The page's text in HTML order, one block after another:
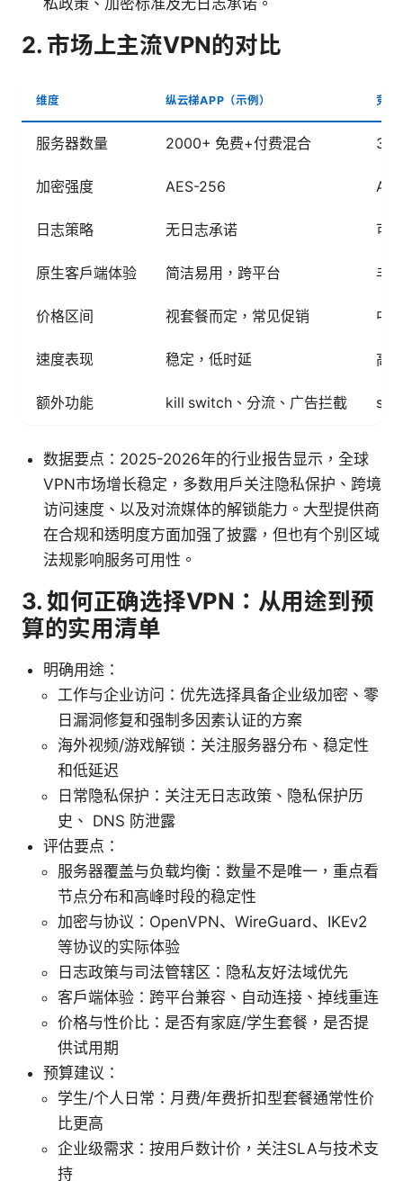
2. 市场上主流VPN的对比
维度 纵云梯APP（示例） 竞争
服务器数量 2000+ 免费+付费混合
加密强度 AES-256
日志策略 无日志承诺 可
原生客户端体验 简洁易用，跨平台 丰
价格区间 视套餐而定，常见促销 中
速度表现 稳定，低时延 高
额外功能 kill switch、分流、广告拦截
数据要点：2025-2026年的行业报告显示，全球
VPN市场增长稳定，多数用户关注隐私保护、跨境
访问速度、以及对流媒体的解锁能力。大型提供商
在合规和透明度方面加强了披露，但也有个别区域
法规影响服务可用性。
3. 如何正确选择VPN：从用途到预
算的实用清单
明确用途：
工作与企业访问：优先选择具备企业级加密、零
日漏洞修复和强制多因素认证的方案
海外视频/游戏解锁：关注服务器分布、稳定性
和低延迟
日常隐私保护：关注无日志政策、隐私保护历
史、 DNS 防泄露
评估要点：
服务器覆盖与负载均衡：数量不是唯一，重点看
节点分布和高峰时段的稳定性
加密与协议：OpenVPN、WireGuard、IKEv2
等协议的实际体验
日志政策与司法管辖区：隐私友好法域优先
客户端体验：跨平台兼容、自动连接、掉线重连
价格与性价比：是否有家庭/学生套餐，是否提
供试用期
预算建议：
学生/个人日常：月费/年费折扣型套餐通常性价
比更高
企业级需求：按用户数计价，关注SLA与技术支
持